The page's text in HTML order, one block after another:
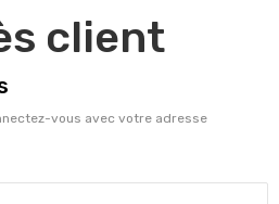
client
vous avec votre adresse